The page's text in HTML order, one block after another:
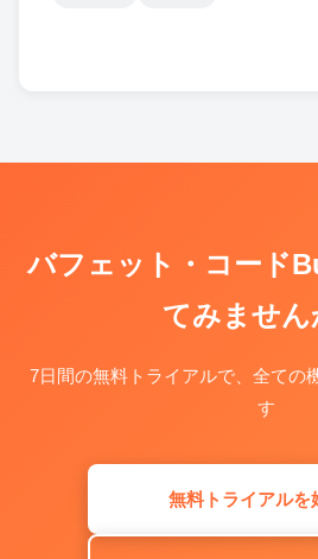
バフェット・コード
てみません
7日間の無料トライアルで、全ての
す
無料トライアルを